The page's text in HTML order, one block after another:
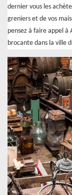
dernier vous les
greniers et de vos
pensez à faire appel à
brocante dans la ville